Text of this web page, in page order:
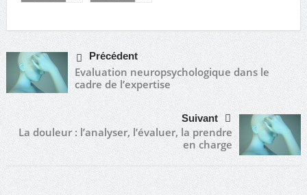
Précédent
Evaluation neuropsychologique dans le
cadre de l’expertise
Suivant
La douleur : l’analyser, l’évaluer, la prendre
en charge